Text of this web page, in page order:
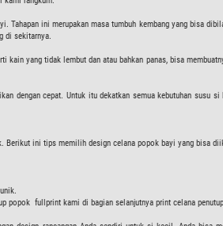
Tahapan ini merupakan masa tumbuh kembang yang bisa
di sekitarnya.
yang tidak lembut dan atau bahkan panas, bisa
dengan cepat. Untuk itu dekatkan semua kebutuhan susu
Berikut ini tips memilih design celana popok bayi yang bisa
popok fullprint kami di bagian selanjutnya print celana